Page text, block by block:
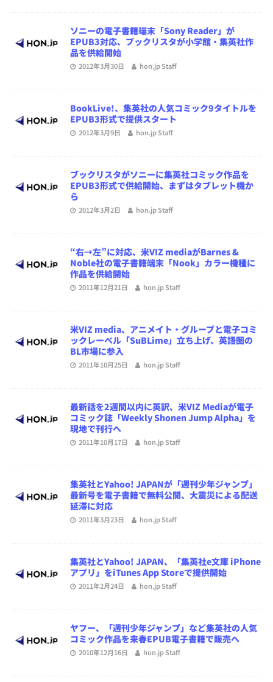
ソニーの電子書籍端末「Sony Reader」が
EPUB3対応、ブックリスタが小学館・集英社作
品を供給開始
2012年3月30日 hon.jp Staff
BookLive!、集英社の人気コミック9タイトルを
EPUB3形式で提供スタート
2012年3月9日 hon.jp Staff
ブックリスタがソニーに集英社コミック作品を
EPUB3形式で供給開始、まずはタブレット機か
ら
2012年3月2日 hon.jp Staff
“右→左”に対応、米VIZ mediaがBarnes &
Noble社の電子書籍端末「Nook」カラー機種に
作品を供給開始
2011年12月21日 hon.jp Staff
米VIZ media、アニメイト・グループと電子コミ
ックレーベル「SuBLime」立ち上げ、英語圏の
BL市場に参入
2011年10月25日 hon.jp Staff
最新話を2週間以内に英訳、米VIZ Mediaが電子
コミック誌「Weekly Shonen Jump Alpha」を
現地で刊行へ
2011年10月17日 hon.jp Staff
集英社とYahoo! JAPANが「週刊少年ジャンプ」
最新号を電子書籍で無料公開、大震災による配送
延滞に対応
2011年3月23日 hon.jp Staff
集英社とYahoo! JAPAN、「集英社e文庫 iPhone
アプリ」をiTunes App Storeで提供開始
2011年2月24日 hon.jp Staff
ヤフー、「週刊少年ジャンプ」など集英社の人気
コミック作品を来春EPUB電子書籍で販売へ
2010年12月16日 hon.jp Staff